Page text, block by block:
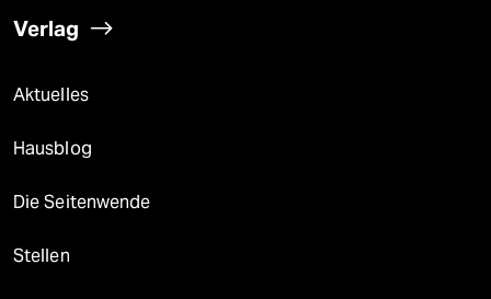
Verlag
Aktuelles
Hausblog
Die Seitenwende
Stellen